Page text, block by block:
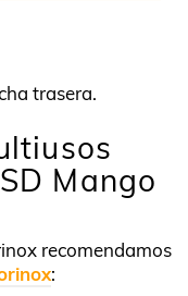
trasera.
Mango
recomendamos
: